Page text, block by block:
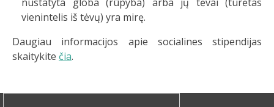
vienintelis iš tėvų) yra mirę.
Daugiau informacijos apie socialines stipendijas
skaitykite čia.